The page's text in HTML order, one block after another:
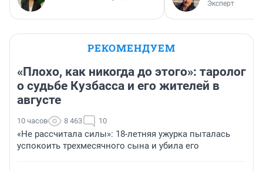
Эксперт
РЕКОМЕНДУЕМ
«Плохо, как никогда до этого»: таролог
о судьбе Кузбасса и его жителей в
августе
10 часов 8 463 10
«Не рассчитала силы»: 18-летняя ужурка пыталась
успокоить трехмесячного сына и убила его